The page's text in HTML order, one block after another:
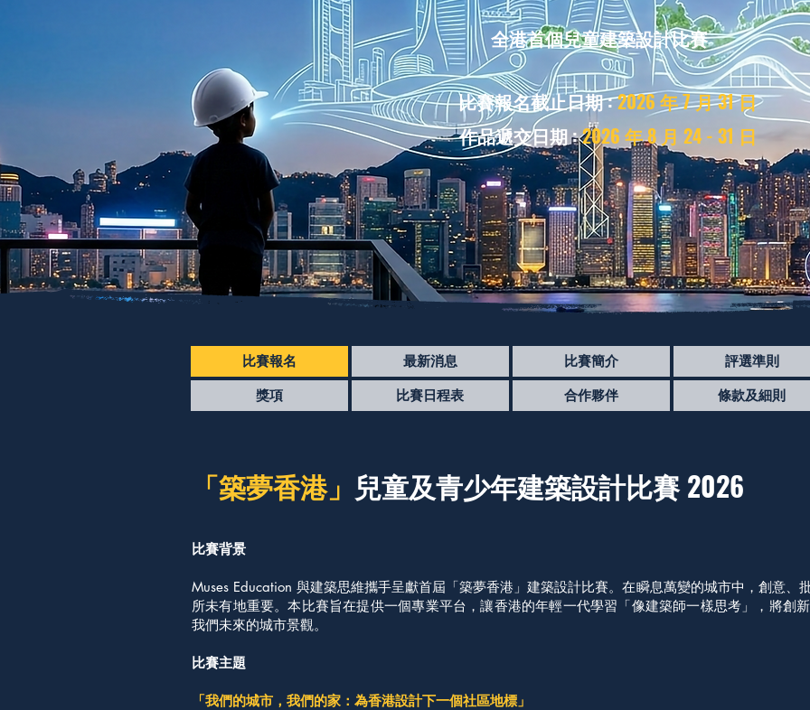
全港首個兒童建築設計比賽
比賽報名截止日期 :2026 年 7 月 31 日
作品遞交日期 :2026 年 8 月 24 - 31 日
比賽報名
獎項
最新消息
比賽日程表
比賽簡介
合作夥伴
評選準則
條款及細則
「築夢香港」 兒童及青少年建築設計比賽 2026
比賽背景
Muses Education 與建築思維攜手呈獻首屆「築夢香港」建築設計比賽。在瞬息萬變的城市中，創意、
所未有地重要。本比賽旨在提供一個專業平台，讓香港的年輕一代學習「像建築師一樣思考」，將創
我們未來的城市景觀。
比賽主題
「我們的城市，我們的家：為香港設計下一個社區地標」